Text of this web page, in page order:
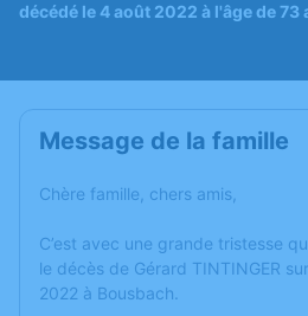
décédé le 4 août 2022 à l'âge de 73
Message de la famille
Chère famille, chers amis,
C’est avec une grande tristesse
le décès de Gérard TINTINGER
2022 à Bousbach.